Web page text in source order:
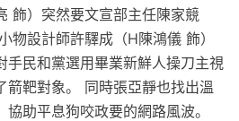
飾）突然要文宣部主任陳家競
物設計師許驛成（H陳鴻儀 飾）
手民和黨選用畢業新鮮人操刀主視
箭靶對象。 同時張亞靜也找出溫
助平息狗咬政要的網路風波。